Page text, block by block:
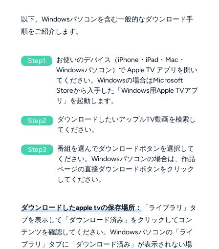
以下、Windowsパソコンを含む一般的なダウンロード手
順をご紹介します。
Step1
お使いのデバイス（iPhone・iPad・Mac・
Windowsパソコン）で Apple TV アプリを開い
てください。Windowsの場合はMicrosoft
Storeから入手した「Windows用Apple TVアプ
リ」を起動します。
Step2
ダウンロードしたいアップルTV動画を検索し
てください。
Step3
番組を選んでダウンロードボタンを選択して
ください。Windowsパソコンの場合は、作品
ページの直接ダウンロードボタンをクリック
してください。
ダウンロードしたapple tvの保存場所：「ライブラリ」タ
ブを表示して「ダウンロード済み」をクリックしてコン
テンツを確認してください。Windowsパソコンの「ライ
ブラリ」タブに「ダウンロード済み」が表示されない場